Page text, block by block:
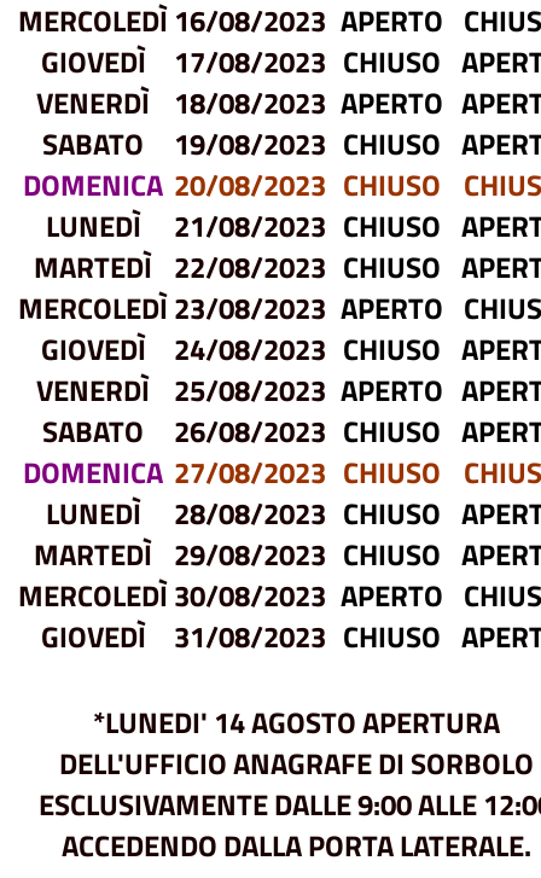
MERCOLEDÌ16/08/2023 APERTO
GIOVEDÌ
17/08/2023 CHIUSO
VENERDÌ
18/08/2023 APERTO
SABATO
19/08/2023 CHIUSO
DOMENICA 20/08/2023 CHIUSO
LUNEDÌ
21/08/2023 CHIUSO
MARTEDÌ 22/08/2023 CHIUSO
MERCOLEDÌ23/08/2023 APERTO
GIOVEDÌ
24/08/2023 CHIUSO
VENERDÌ 25/08/2023 APERTO
SABATO
26/08/2023 CHIUSO
DOMENICA 27/08/2023 CHIUSO
LUNEDÌ
28/08/2023 CHIUSO
MARTEDÌ 29/08/2023 CHIUSO
MERCOLEDÌ30/08/2023 APERTO
GIOVEDÌ
31/08/2023 CHIUSO
*LUNEDI' 14 AGOSTO APERTURA
DELL'UFFICIO ANAGRAFE DI SORBOLO
ESCLUSIVAMENTE DALLE 9:00 ALLE
ACCEDENDO DALLA PORTA LATERALE.